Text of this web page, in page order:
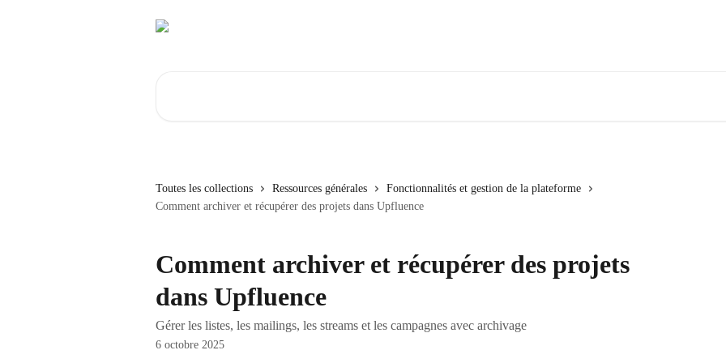
Toutes les collections Ressources générales
Fonctionnalités et gestion de la plateforme
Comment archiver et récupérer des projets dans Upfluence
Comment archiver et récupérer des projets
dans Upfluence
Gérer les listes, les mailings, les streams et les campagnes avec archivage
6 octobre 2025